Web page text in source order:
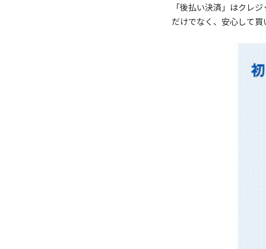
「後払い決済」はクレ
だけでなく、安心して